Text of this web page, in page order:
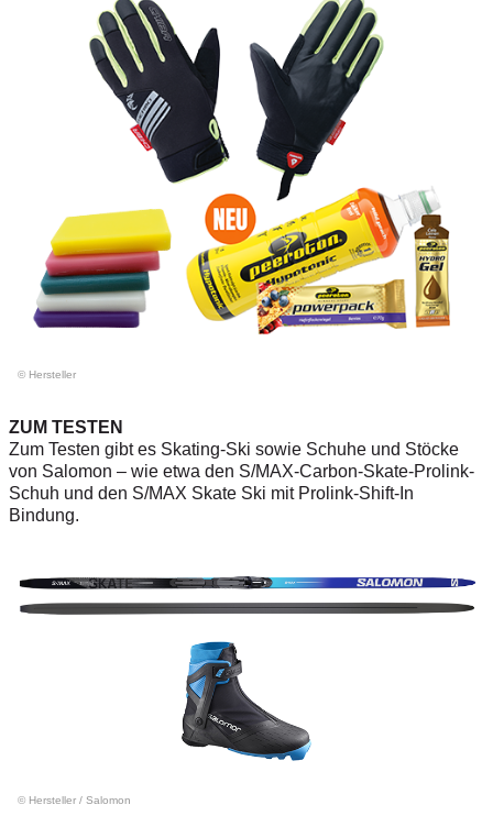
© Hersteller
ZUM TESTEN
Zum Testen gibt es Skating-Ski ­sowie Schuhe und Stöcke
von ­Salomon – wie etwa den S/MAX-Carbon-Skate-Prolink-
Schuh und den S/MAX Skate Ski mit Prolink-Shift-In
Bindung.
© Hersteller / Salomon